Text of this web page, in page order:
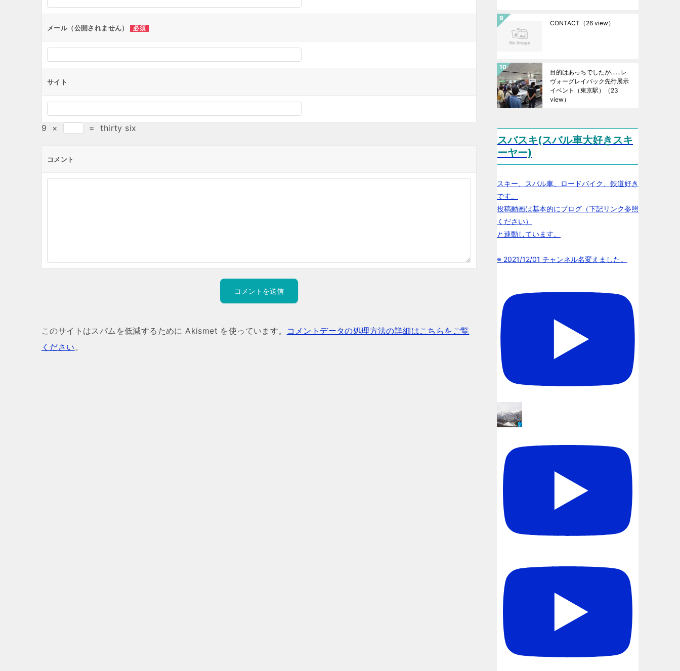
ョ
ン
メール（公開されません） 必須
サイト
9 × = thirty six
コメント
このサイトはスパムを低減するために Akismet を使っています。
コメントデータの処理方法の詳細はこちらをご覧
ください。
CONTACT （26 view）
目的はあっちでしたが……レ
ヴォーグレイバック先行展示
イベント（東京駅）
（23
view）
スバスキ(スバル車大好きスキ
ーヤー)
スキー、スバル車、ロードバイク、鉄道好き
です。
投稿動画は基本的にブログ（下記リンク参照
ください）
と連動しています。
※ 2021/12/01 チャンネル名変えました。